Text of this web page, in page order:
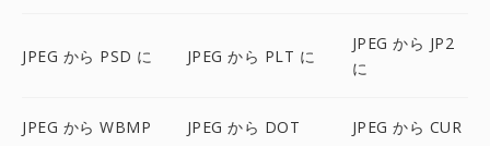
JPEG から PSD に JPEG から PLT に
JPEG から JP2
に
JPEG から WBMP
JPEG から DOT
JPEG から CUR